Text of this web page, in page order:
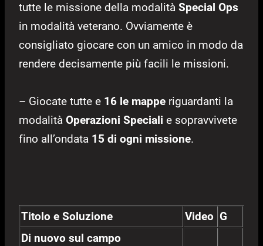
tutte le missione della modalità Special Ops
in modalità veterano. Ovviamente è
consigliato giocare con un amico in modo da
rendere decisamente più facili le missioni.
– Giocate tutte e 16 le mappe riguardanti la
modalità Operazioni Speciali e sopravvivete
fino all’ondata 15 di ogni missione.
Titolo e Soluzione Video G
Di nuovo sul campo